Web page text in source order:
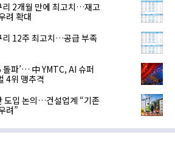
2개월 만에 최고치…재고
려 확대
리 12주 최고치…공급 부족
돌파’… 中 YMTC, AI 슈퍼
4위 맹추격
도입 논의…건설업계 “기존
려”